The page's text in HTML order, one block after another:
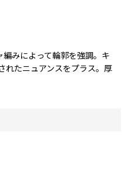
みによって輪郭を強調。キ
れたニュアンスをプラス。厚